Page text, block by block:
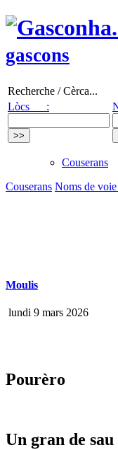
gascons
Recherche / Cèrca...
Lòcs :
Couserans
Couserans Noms de
Moulis
lundi 9 mars 2026
Pourèro
Un gran de sau